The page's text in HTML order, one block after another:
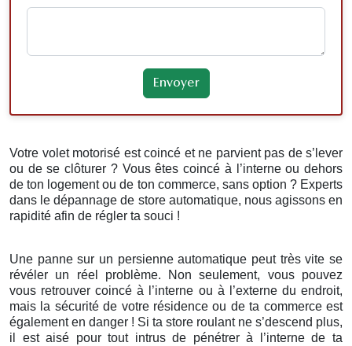
Votre volet motorisé est coincé et ne parvient pas de s’lever
ou de se clôturer ? Vous êtes coincé à l’interne ou dehors
de ton logement ou de ton commerce, sans option ? Experts
dans le dépannage de store automatique, nous agissons en
rapidité afin de régler ta souci !
Une panne sur un persienne automatique peut très vite se
révéler un réel problème. Non seulement, vous pouvez
vous retrouver coincé à l’interne ou à l’externe du endroit,
mais la sécurité de votre résidence ou de ta commerce est
également en danger ! Si ta store roulant ne s’descend plus,
il est aisé pour tout intrus de pénétrer à l’interne de ta